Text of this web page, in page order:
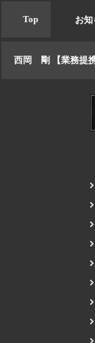
Top お知
西岡 剛 【業務提携